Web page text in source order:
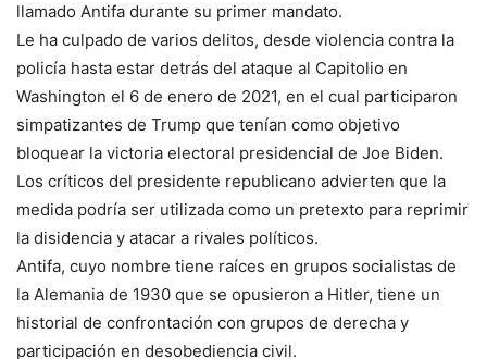
llamado Antifa durante su primer mandato.
Le ha culpado de varios delitos, desde violencia contra la
policía hasta estar detrás del ataque al Capitolio en
Washington el 6 de enero de 2021, en el cual participaron
simpatizantes de Trump que tenían como objetivo
bloquear la victoria electoral presidencial de Joe Biden.
Los críticos del presidente republicano advierten que la
medida podría ser utilizada como un pretexto para reprimir
la disidencia y atacar a rivales políticos.
Antifa, cuyo nombre tiene raíces en grupos socialistas de
la Alemania de 1930 que se opusieron a Hitler, tiene un
historial de confrontación con grupos de derecha y
participación en desobediencia civil.